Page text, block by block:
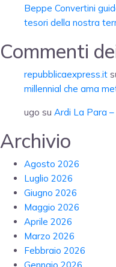
Beppe Convertini
tesori della nostra
Commenti
repubblicaexpress.it
millennial che ama
ugo su Ardi La Para
Archivio
Agosto 2026
Luglio 2026
Giugno 2026
Maggio 2026
Aprile 2026
Marzo 2026
Febbraio 2026
Gennaio 2026